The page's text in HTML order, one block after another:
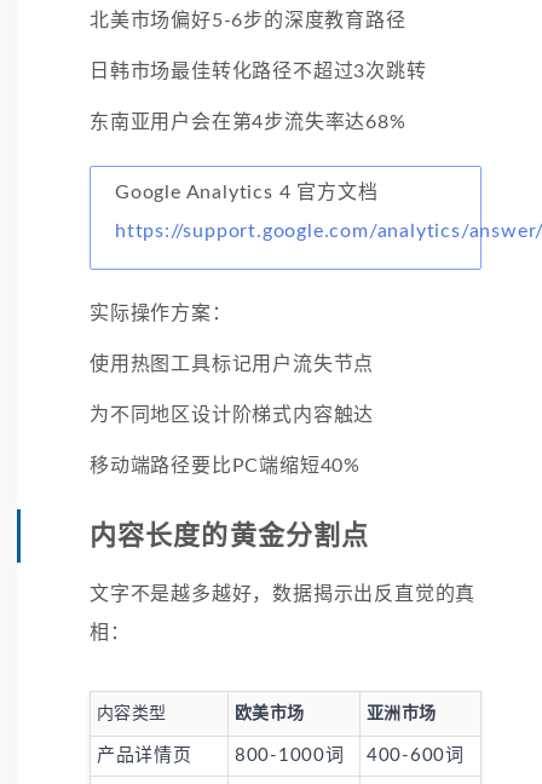
北美市场偏好5-6步的深度教育路径
日韩市场最佳转化路径不超过3次跳转
东南亚用户会在第4步流失率达68%
Google Analytics 4 官方文档
https://support.google.com/analytics/
实际操作方案：
使用热图工具标记用户流失节点
为不同地区设计阶梯式内容触达
移动端路径要比PC端缩短40%
内容长度的黄金分割点
文字不是越多越好，数据揭示出反直觉的真
相：
内容类型 欧美市场 亚洲市场
产品详情页 800-1000词 400-600词